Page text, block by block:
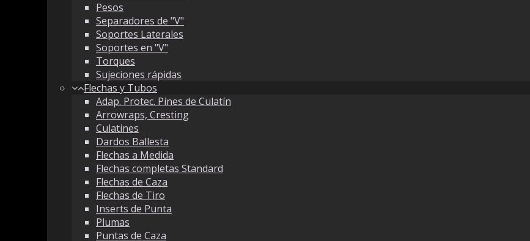
Pesos
Separadores de "V"
Soportes Laterales
Soportes en "V"
Torques
Sujeciones rápidas
Flechas y Tubos
Adap. Protec. Pines de Culatín
Arrowraps, Cresting
Culatines
Dardos Ballesta
Flechas a Medida
Flechas completas Standard
Flechas de Caza
Flechas de Tiro
Inserts de Punta
Plumas
Puntas de Caza